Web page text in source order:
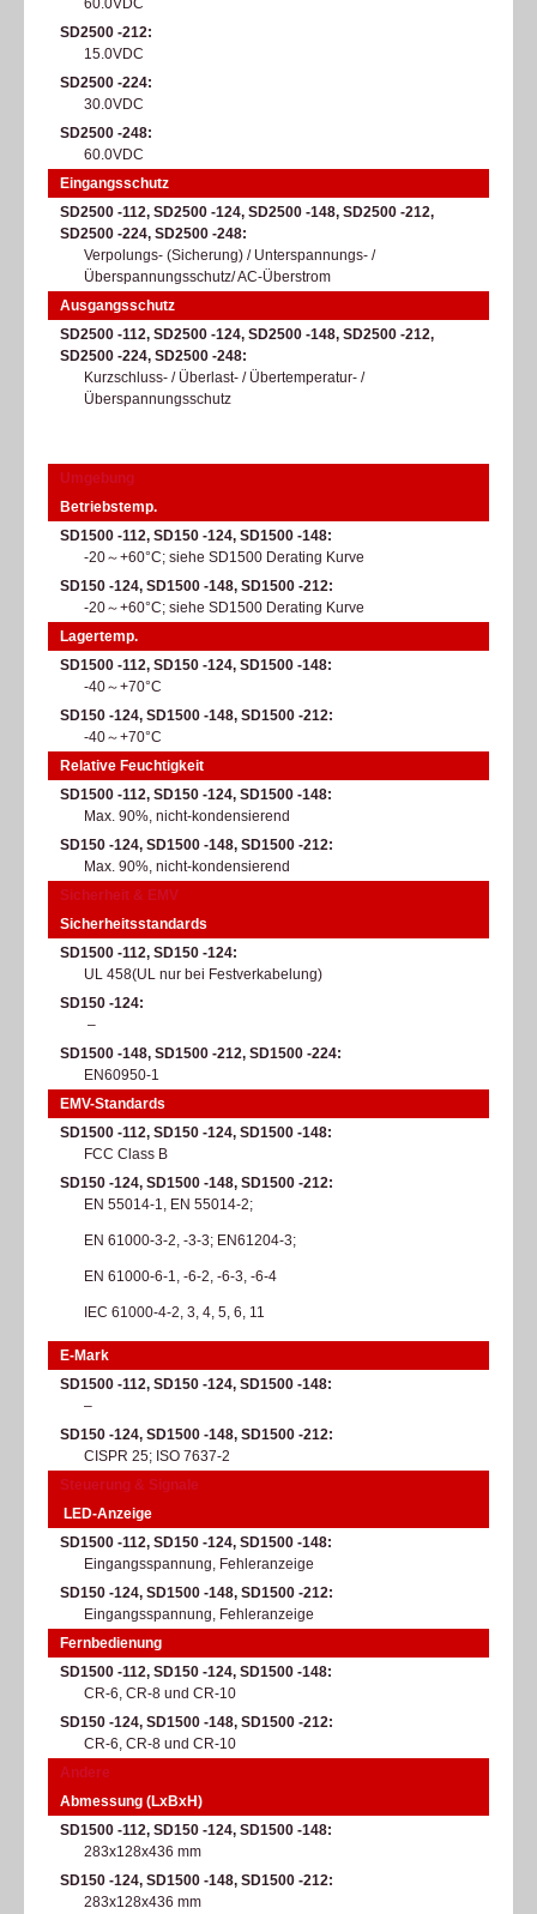
SD2500 -212
15.0VDC
SD2500 -224
30.0VDC
SD2500 -248
60.0VDC
Eingangsschutz
SD2500 -112, SD2500 -124, SD2500 -148, SD2500 -212,
SD2500 -224, SD2500 -248
Verpolungs- (Sicherung) / Unterspannungs- /
Überspannungsschutz/ AC-Überstrom
Ausgangsschutz
SD2500 -112, SD2500 -124, SD2500 -148, SD2500 -212,
SD2500 -224, SD2500 -248
Kurzschluss- / Überlast- / Übertemperatur- /
Überspannungsschutz
Umgebung
Betriebstemp.
SD1500 -112, SD150 -124, SD1500 -148
-20～+60°C; siehe SD1500 Derating Kurve​
SD150 -124, SD1500 -148, SD1500 -212
-20～+60°C; siehe SD1500 Derating Kurve​
Lagertemp.
SD1500 -112, SD150 -124, SD1500 -148
-40～+70°C​
SD150 -124, SD1500 -148, SD1500 -212
-40～+70°C​
Relative Feuchtigkeit
SD1500 -112, SD150 -124, SD1500 -148
Max. 90%, nicht-kondensierend​
SD150 -124, SD1500 -148, SD1500 -212
Max. 90%, nicht-kondensierend​
Sicherheit & EMV
Sicherheitsstandards
SD1500 -112, SD150 -124
UL 458(UL nur bei Festverkabelung)​
SD150 -124
–
SD1500 -148, SD1500 -212, SD1500 -224
EN60950-1
EMV-Standards
SD1500 -112, SD150 -124, SD1500 -148
FCC Class B​
SD150 -124, SD1500 -148, SD1500 -212
EN 55014-1, EN 55014-2;
EN 61000-3-2, -3-3; EN61204-3;
EN 61000-6-1, -6-2, -6-3, -6-4
IEC 61000-4-2, 3, 4, 5, 6, 11
E-Mark
SD1500 -112, SD150 -124, SD1500 -148
–
SD150 -124, SD1500 -148, SD1500 -212
CISPR 25; ISO 7637-2
Steuerung & Signale
LED-Anzeige
SD1500 -112, SD150 -124, SD1500 -148
Eingangsspannung, Fehleranzeige
SD150 -124, SD1500 -148, SD1500 -212
Eingangsspannung, Fehleranzeige
Fernbedienung
SD1500 -112, SD150 -124, SD1500 -148
CR-6, CR-8 und CR-10
SD150 -124, SD1500 -148, SD1500 -212
CR-6, CR-8 und CR-10
Andere
Abmessung (LxBxH)
SD1500 -112, SD150 -124, SD1500 -148
283x128x436 mm
SD150 -124, SD1500 -148, SD1500 -212
283x128x436 mm